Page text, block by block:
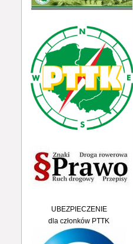
UBEZPIECZENIE
dla członków PTTK